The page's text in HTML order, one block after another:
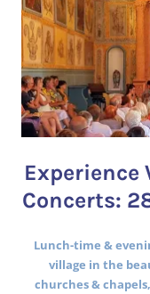
Experience
Concerts:
Lunch-time &
village in the
churches &